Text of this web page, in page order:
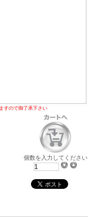
すので御了承下さい
個数を入力してください